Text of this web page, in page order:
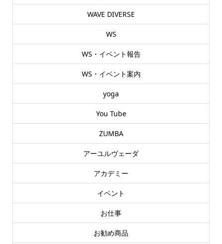
WAVE DIVERSE
WS
WS・イベント報告
WS・イベント案内
yoga
You Tube
ZUMBA
アーユルヴェーダ
アカデミー
イベント
お仕事
お勧め商品